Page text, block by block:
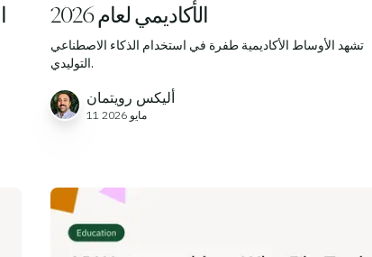
الأكاديمي لعام 2026
تشهد الأوساط الأكاديمية طفرة في استخدام الذكاء الاصطناعي
التوليدي.
أليكس رويتمان
11 مايو 2026